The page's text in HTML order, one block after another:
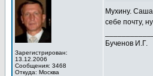
Зарегистрирован:
13.12.2006
Сообщения: 3468
Откуда: Москва
Мухину. Саша
себе почту,
Бученов И.Г.